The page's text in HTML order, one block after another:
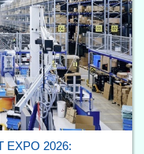
EXPO 2026: